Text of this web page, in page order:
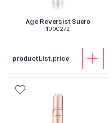
Age Reversist Suero
1000272
productList.price